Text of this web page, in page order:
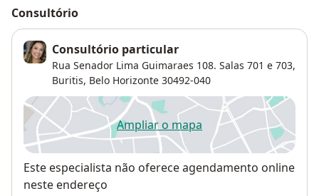
Consultório
Consultório particular
Rua Senador Lima Guimaraes 108. Salas 701 e 703,
Buritis, Belo Horizonte 30492-040
Ampliar o mapaabre num novo separador
Disponibilidade
Este especialista não oferece agendamento online
neste endereço